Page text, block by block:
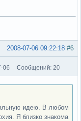
#6
2008-07-06 09:22:18
06 Сообщений: 20
идею. В любом
Я близко знакома